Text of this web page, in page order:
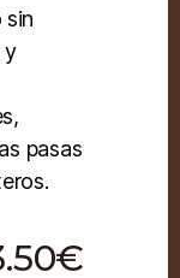
sin
y
pasas
€